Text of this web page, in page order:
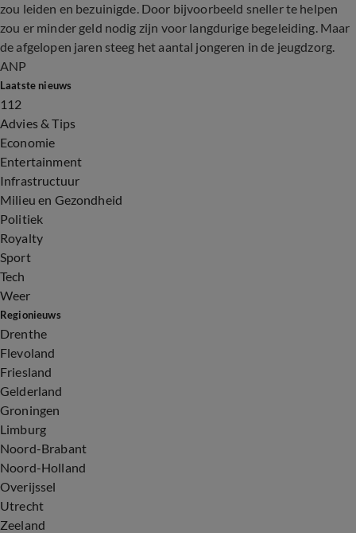
zou leiden en bezuinigde. Door bijvoorbeeld sneller te helpen
zou er minder geld nodig zijn voor langdurige begeleiding. Maar
de afgelopen jaren steeg het aantal jongeren in de jeugdzorg.
ANP
Laatste nieuws
112
Advies & Tips
Economie
Entertainment
Infrastructuur
Milieu en Gezondheid
Politiek
Royalty
Sport
Tech
Weer
Regionieuws
Drenthe
Flevoland
Friesland
Gelderland
Groningen
Limburg
Noord-Brabant
Noord-Holland
Overijssel
Utrecht
Zeeland